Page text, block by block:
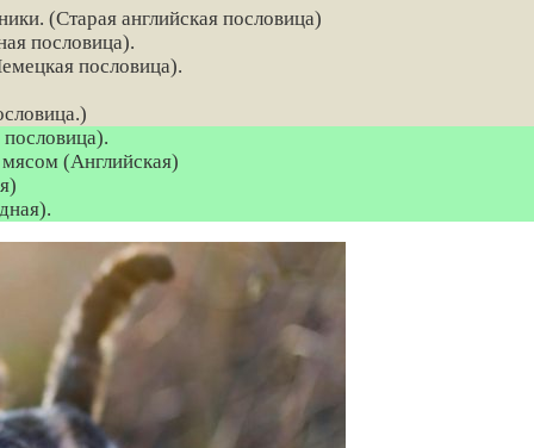
(Старая английская пословица)
пословица).
пословица).
(Английская)